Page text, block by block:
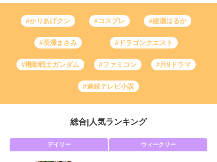
#かりあげクン #コスプレ #綾瀬はるか
#長澤まさみ #ドラゴンクエスト
#機動戦士ガンダム #ファミコン #月9ドラマ
#連続テレビ小説
総合 人気ランキング
デイリー ウィークリー